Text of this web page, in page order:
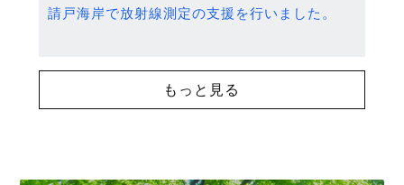
請戸海岸で放射線測定の支援を行いました。
もっと見る